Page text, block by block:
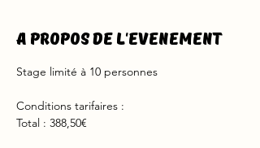
A propos de l'evenement
Stage limité à 10 personnes
Conditions tarifaires :
Total : 388,50€